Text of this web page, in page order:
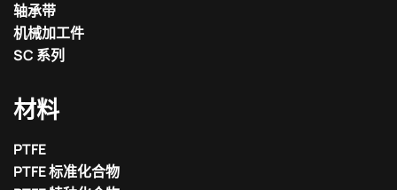
轴承带
机械加工件
SC 系列
材料
PTFE
PTFE 标准化合物